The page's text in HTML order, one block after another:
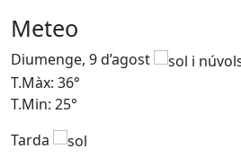
Meteo
Diumenge, 9 d’agost
T.Màx: 36°
T.Min: 25°
Tarda